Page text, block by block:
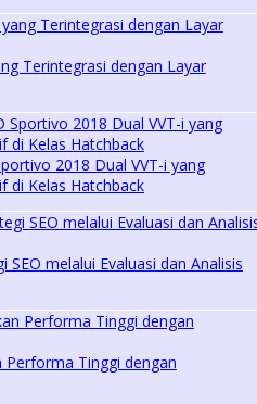
Terintegrasi dengan Layar
2018 Dual VVT-i yang
di Kelas Hatchback
melalui Evaluasi dan Analisis
Performa Tinggi dengan